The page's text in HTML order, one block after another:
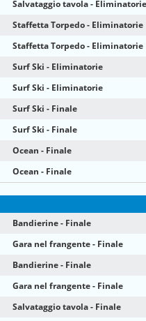
Salvataggio tavola - Eliminatorie
Staffetta Torpedo - Eliminatorie
Staffetta Torpedo - Eliminatorie
Surf Ski - Eliminatorie
Surf Ski - Eliminatorie
Surf Ski - Finale
Surf Ski - Finale
Ocean - Finale
Ocean - Finale
Bandierine - Finale
Gara nel frangente - Finale
Bandierine - Finale
Gara nel frangente - Finale
Salvataggio tavola - Finale